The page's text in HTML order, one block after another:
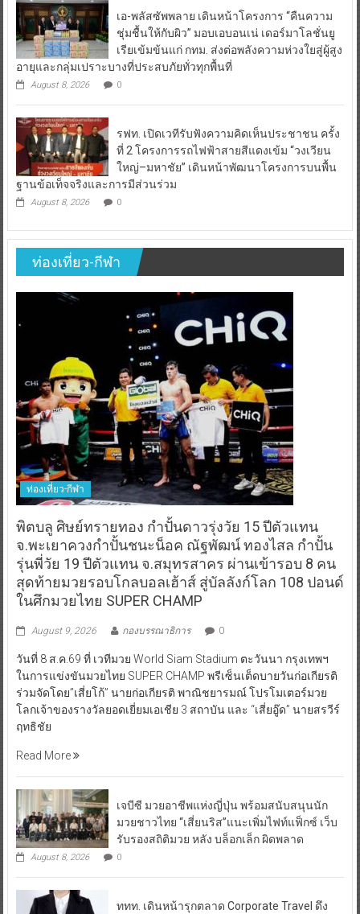
เอ-พลัสซัพพลาย เดินหน้าโครงการ “คืนความ
ชุ่มชื้นให้กับผิว” มอบเอบอนเน่ เดอร์มาโลชั่นยู
เรียเข้มข้นแก่ กทม. ส่งต่อพลังความห่วงใยสู่ผู้สูง
อายุและกลุ่มเปราะบางที่ประสบภัยทั่วทุกพื้นที่
August 8, 2026 0
รฟท. เปิดเวทีรับฟังความคิดเห็นประชาชน ครั้ง
ที่ 2 โครงการรถไฟฟ้าสายสีแดงเข้ม “วงเวียน
ใหญ่–มหาชัย” เดินหน้าพัฒนาโครงการบนพื้น
ฐานข้อเท็จจริงและการมีส่วนร่วม
August 8, 2026 0
ท่องเที่ยว-กีฬา
ท่องเที่ยว-กีฬา
พิตบลู ศิษย์ทรายทอง กำปั้นดาวรุ่งวัย 15 ปีตัวแทน
จ.พะเยาควงกำปั้นชนะน็อค ณัฐพัฒน์ ทองไสล กำปั้น
รุ่นพี่วัย 19 ปีตัวแทน จ.สมุทรสาคร ผ่านเข้ารอบ 8 คน
สุดท้ายมวยรอบโกลบอลเฮ้าส์ สู่บัลลังก์โลก 108 ปอนด์
ในศึกมวยไทย SUPER CHAMP
August 9, 2026 กองบรรณาธิการ 0
วันที่ 8 ส.ค.69 ที่ เวทีมวย World Siam Stadium ตะวันนา กรุงเทพฯ
ในการแข่งขันมวยไทย SUPER CHAMP พรีเซ็นเต็ดบายวันก่อเกียรติ
ร่วมจัดโดย”เสี่ยโก้” นายก่อเกียรติ พาณิชยารมณ์ โปรโมเตอร์มวย
โลกเจ้าของรางวัลยอดเยี่ยมเอเชีย 3 สถาบัน และ “เสี่ยอู๊ด” นายสรวีร์
ฤทธิชัย
Read More
เจบีซี มวยอาชีพแห่งญี่ปุ่น พร้อมสนับสนุนนัก
มวยชาวไทย “เสี่ยนริส”แนะเพิ่มไฟท์แฟ็กซ์ เว็บ
รับรองสถิติมวย หลัง บล็อกเล็ก ผิดพลาด
August 8, 2026 0
ททท. เดินหน้ารุกตลาด Corporate Travel ดึง